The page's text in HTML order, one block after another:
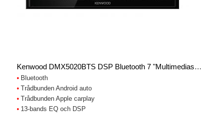
Kenwood DMX5020BTS DSP Bluetooth 7 "multimediaspelare
Bluetooth
Trådbunden Android auto
Trådbunden Apple carplay
13-bands EQ och DSP